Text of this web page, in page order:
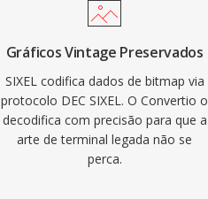
Gráficos Vintage Preservados
SIXEL codifica dados de bitmap via
protocolo DEC SIXEL. O Convertio o
decodifica com precisão para que a
arte de terminal legada não se
perca.